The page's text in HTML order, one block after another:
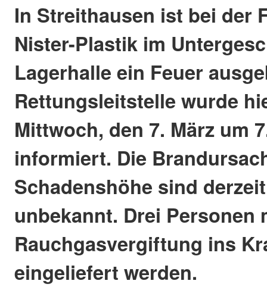
In Streithausen ist bei der
Nister-Plastik im
Lagerhalle ein Feuer
Rettungsleitstelle wurde
Mittwoch, den 7. März um
informiert. Die
Schadenshöhe sind
unbekannt. Drei Personen
Rauchgasvergiftung ins
eingeliefert werden.